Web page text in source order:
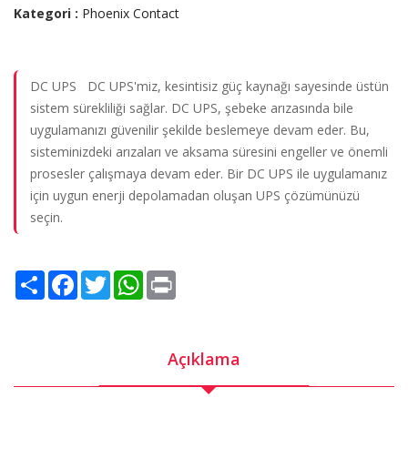
Kategori : Phoenix Contact
DC UPS DC UPS'miz, kesintisiz güç kaynağı sayesinde üstün
sistem sürekliliği sağlar. DC UPS, şebeke arızasında bile
uygulamanızı güvenilir şekilde beslemeye devam eder. Bu,
sisteminizdeki arızaları ve aksama süresini engeller ve önemli
prosesler çalışmaya devam eder. Bir DC UPS ile uygulamanız
için uygun enerji depolamadan oluşan UPS çözümünüzü
seçin.
Share Facebook
TwitterWhatsApp
Açıklama